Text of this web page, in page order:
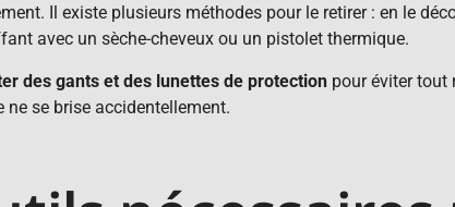
Il existe plusieurs méthodes pour le retirer : en le
avec un sèche-cheveux ou un pistolet thermique.
des gants et des lunettes de protection pour éviter tout
ne se brise accidentellement.